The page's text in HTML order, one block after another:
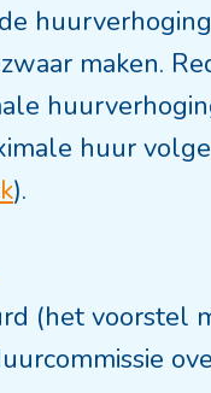
maken.
huur
).
(het voorstel